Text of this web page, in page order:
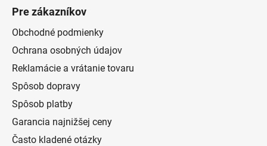
Pre zákazníkov
Obchodné podmienky
Ochrana osobných údajov
Reklamácie a vrátanie tovaru
Spôsob dopravy
Spôsob platby
Garancia najnižšej ceny
Často kladené otázky